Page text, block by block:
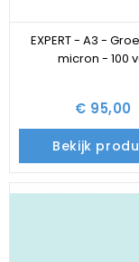
EXPERT - A3 -
micron - 100
€ 95,00
Bekijk